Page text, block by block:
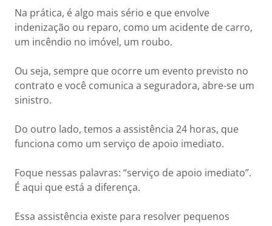
Na prática, é algo mais sério e que envolve
indenização ou reparo, como um acidente de carro,
um incêndio no imóvel, um roubo.
Ou seja, sempre que ocorre um evento previsto no
contrato e você comunica a seguradora, abre-se um
sinistro.
Do outro lado, temos a assistência 24 horas, que
funciona como um serviço de apoio imediato.
Foque nessas palavras: “serviço de apoio imediato”.
É aqui que está a diferença.
Essa assistência existe para resolver pequenos